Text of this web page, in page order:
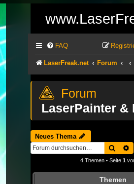
FAQ
LaserFreak.net Forum
LaserPainter &
Neues Thema
Suche
4 Themen • Seite 1
Themen